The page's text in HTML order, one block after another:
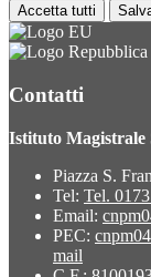
Accetta tutti
Contatti
Istituto
Piazza S.
Tel: Tel.
Email:
PEC:
mail